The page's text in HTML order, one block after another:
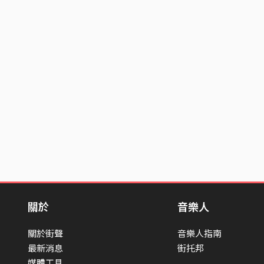
關於
關於街聲
最新消息
音樂人
音樂人指南
街托邦